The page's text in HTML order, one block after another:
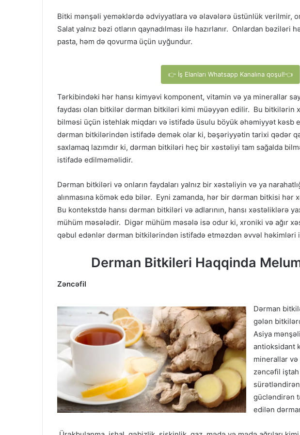
Bitki mənşəli yeməklərdə ədviyyatlara və əlavələrə üstünlük verilmir,
Salat yalnız bəzi otların qaynadılması ilə hazırlanır. Onlardan bəziləri
pasta, həm də qovurma üçün uyğundur.
👉 İş Elanları Whatsapp Kanalına qoşul!👈
Tərkibindəki hər hansı kimyəvi komponent, vitamin və ya minerallar
faydası olan bitkilər dərman bitkiləri kimi müəyyən edilir. Bu bitkilərin
bilməsi üçün istehlak miqdarı və istifadə üsulu böyük əhəmiyyət
dərman bitkilərindən istifadə demək olar ki, bəşəriyyətin tarixi qədər
saxlamaq lazımdır ki, dərman bitkiləri heç bir xəstəliyi tam sağalda
istifadə edilməməlidir.
Dərman bitkiləri və onların faydaları yalnız bir xəstəliyin və ya
alınmasına kömək edə bilər. Eyni zamanda, hər bir dərman bitkisi hər
Bu kontekstdə hansı dərman bitkiləri və adlarının, hansı xəstəliklərə
mühüm məsələdir. Digər mühüm məsələ isə odur ki, xroniki və ağır
qəbul edənlər dərman bitkilərindən istifadə etməzdən əvvəl həkimləri
Derman Bitkileri Haqqinda
Zəncəfil
Dərman
gələn
Asiya
antioksidant
minerallar və
zəncəfil iştah
gücləndirən
edilən